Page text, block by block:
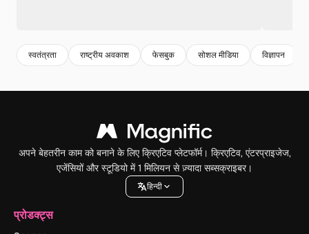
स्वतंत्रता राष्ट्रीय अवकाश फेसबुक सोशल मीडिया विज्ञापन
अपने बेहतरीन काम को बनाने के लिए क्रिएटिव प्लेटफॉर्म। क्रिएटिव, एंटरप्राइजेज,
एजेंसियों और स्टूडियो में 1 मिलियन से ज़्यादा सब्सक्राइबर।
हिन्दी
प्रोडक्ट्स